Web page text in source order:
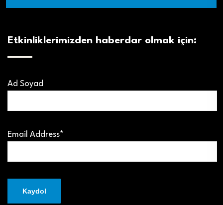
Etkinliklerimizden haberdar olmak için:
Ad Soyad
Email Address*